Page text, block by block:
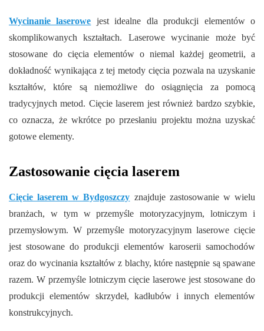
Wycinanie laserowe jest idealne dla produkcji elementów o
skomplikowanych kształtach. Laserowe wycinanie może być
stosowane do cięcia elementów o niemal każdej geometrii, a
dokładność wynikająca z tej metody cięcia pozwala na uzyskanie
kształtów, które są niemożliwe do osiągnięcia za pomocą
tradycyjnych metod. Cięcie laserem jest również bardzo szybkie,
co oznacza, że ​​wkrótce po przesłaniu projektu można uzyskać
gotowe elementy.
Zastosowanie cięcia laserem
Cięcie laserem w Bydgoszczy znajduje zastosowanie w wielu
branżach, w tym w przemyśle motoryzacyjnym, lotniczym i
przemysłowym. W przemyśle motoryzacyjnym laserowe cięcie
jest stosowane do produkcji elementów karoserii samochodów
oraz do wycinania kształtów z blachy, które następnie są spawane
razem. W przemyśle lotniczym cięcie laserowe jest stosowane do
produkcji elementów skrzydeł, kadłubów i innych elementów
konstrukcyjnych.